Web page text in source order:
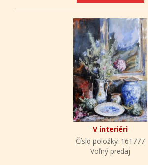
V interiéri
Číslo položky: 161777
Voľný predaj